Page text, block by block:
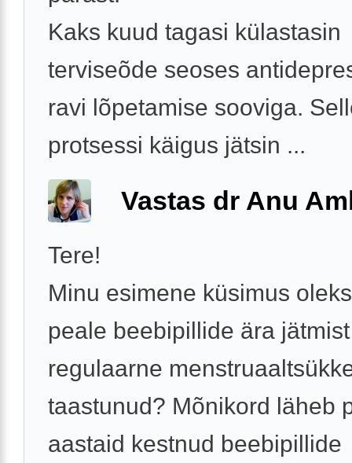
Kaks kuud tagasi külastasin
terviseõde seoses
ravi lõpetamise sooviga.
protsessi käigus jätsin ...
Vastas dr Anu
Tere!
Minu esimene küsimus
peale beebipillide ära
regulaarne
taastunud? Mõnikord läheb
aastaid kestnud beebipillide